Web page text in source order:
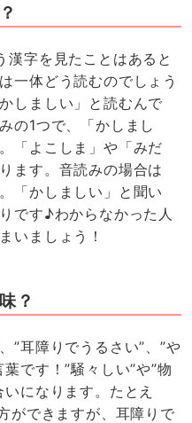
漢字を見たことはあると
一体どう読むのでしょう
しましい」と読むんで
の1つで、「かしまし
「よこしま」や「みだ
ます。音読みの場合は
「かしましい」と聞い
です♪わからなかった人
いましょう！
？
”耳障りでうるさい”、”や
です！”騒々しい”や”物
になります。たとえ
ができますが、耳障りで